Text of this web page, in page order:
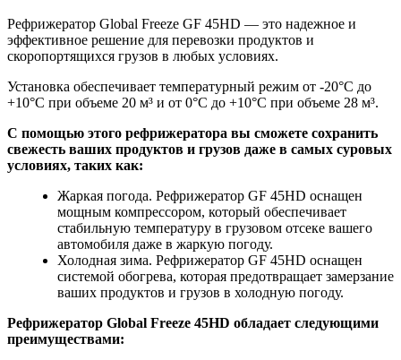
Рефрижератор Global Freeze GF 45HD — это надежное и
эффективное решение для перевозки продуктов и
скоропортящихся грузов в любых условиях.
Установка обеспечивает температурный режим от -20°С до
+10°С при объеме 20 м³ и от 0°С до +10°С при объеме 28 м³.
С помощью этого рефрижератора вы сможете сохранить
свежесть ваших продуктов и грузов даже в самых суровых
условиях, таких как:
Жаркая погода. Рефрижератор GF 45HD оснащен
мощным компрессором, который обеспечивает
стабильную температуру в грузовом отсеке вашего
автомобиля даже в жаркую погоду.
Холодная зима. Рефрижератор GF 45HD оснащен
системой обогрева, которая предотвращает замерзание
ваших продуктов и грузов в холодную погоду.
Рефрижератор Global Freeze 45HD обладает следующими
преимуществами: